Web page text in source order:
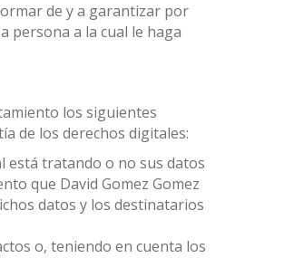
de y a garantizar por
persona a la cual le haga
los siguientes
de los derechos digitales:
está tratando o no sus datos
que David Gomez Gomez
datos y los destinatarios
o, teniendo en cuenta los